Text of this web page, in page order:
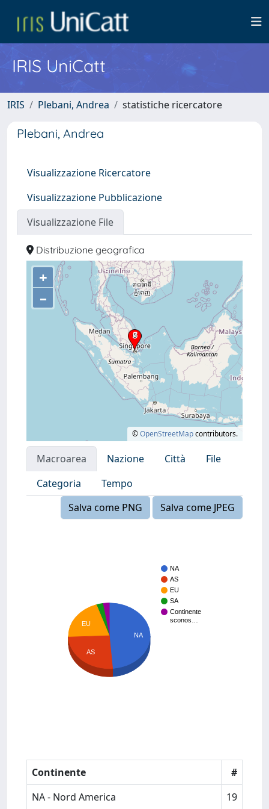
IRIS UniCatt
IRIS Plebani, Andrea statistiche ricercatore
Plebani, Andrea
Visualizzazione Ricercatore
Visualizzazione Pubblicazione
Visualizzazione File
Distribuzione geografica
+
–
©OpenStreetMapcontributors.
Macroarea Nazione Città
File
Categoria
Tempo
Salva come PNG
Salva come JPEG
NA
AS
EU
SA
Continente
sconos…
NA
EU
AS
Continente
#
NA - Nord America
19